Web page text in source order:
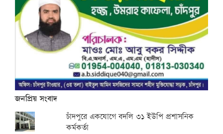
জনপ্রিয় সংবাদ
চাঁদপুরে একযোগে বদলি ৩১ ইউপি প্রশাসনিক
কর্মকর্তা